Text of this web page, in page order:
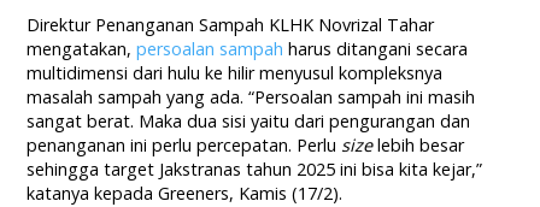
Direktur Penanganan Sampah KLHK Novrizal Tahar
mengatakan,persoalan sampah harus ditangani secara
multidimensi dari hulu ke hilir menyusul kompleksnya
masalah sampah yang ada. “Persoalan sampah ini masih
sangat berat. Maka dua sisi yaitu dari pengurangan dan
penanganan ini perlu percepatan. Perlu sizelebih besar
sehingga target Jakstranas tahun 2025 ini bisa kita kejar,”
katanya kepada Greeners, Kamis (17/2).